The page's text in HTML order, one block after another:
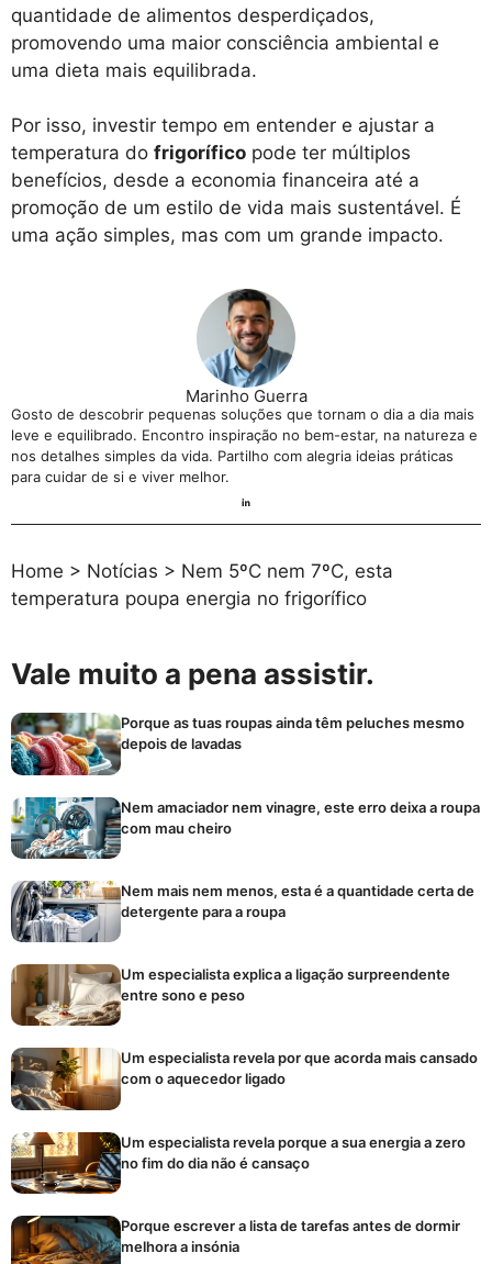
quantidade de alimentos desperdiçados,
promovendo uma maior consciência ambiental e
uma dieta mais equilibrada.
Por isso, investir tempo em entender e ajustar a
temperatura do frigorífico pode ter múltiplos
benefícios, desde a economia financeira até a
promoção de um estilo de vida mais sustentável. É
uma ação simples, mas com um grande impacto.
Marinho Guerra
Gosto de descobrir pequenas soluções que tornam o dia a dia mais
leve e equilibrado. Encontro inspiração no bem-estar, na natureza e
nos detalhes simples da vida. Partilho com alegria ideias práticas
para cuidar de si e viver melhor.
Home > Notícias > Nem 5ºC nem 7ºC, esta
temperatura poupa energia no frigorífico
Vale muito a pena assistir.
Porque as tuas roupas ainda têm peluches mesmo
depois de lavadas
Nem amaciador nem vinagre, este erro deixa a roupa
com mau cheiro
Nem mais nem menos, esta é a quantidade certa de
detergente para a roupa
Um especialista explica a ligação surpreendente
entre sono e peso
Um especialista revela por que acorda mais cansado
com o aquecedor ligado
Um especialista revela porque a sua energia a zero
no fim do dia não é cansaço
Porque escrever a lista de tarefas antes de dormir
melhora a insónia